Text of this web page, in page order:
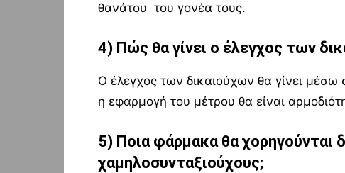
θανάτου του γονέα τους.
4) Πώς θα γίνει ο έλεγχος των
Ο έλεγχος των δικαιούχων θα γίνει
η εφαρμογή του μέτρου θα είναι
5) Ποια φάρμακα θα χορηγούνται
χαμηλοσυνταξιούχους;